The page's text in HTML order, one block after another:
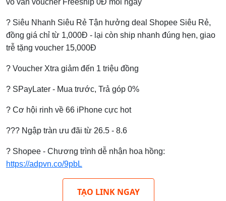
vô vàn voucher Freeship 0Đ mỗi ngày
? Siêu Nhanh Siêu Rẻ Tận hưởng deal Shopee Siêu Rẻ,
đồng giá chỉ từ 1,000Đ - lại còn ship nhanh đúng hẹn, giao
trễ tặng voucher 15,000Đ
? Voucher Xtra giảm đến 1 triệu đồng
? SPayLater - Mua trước, Trả góp 0%
? Cơ hội rinh về 66 iPhone cực hot
??? Ngập tràn ưu đãi từ 26.5 - 8.6
? Shopee - Chương trình dễ nhận hoa hồng:
https://adpvn.co/9pbL
TẠO LINK NGAY